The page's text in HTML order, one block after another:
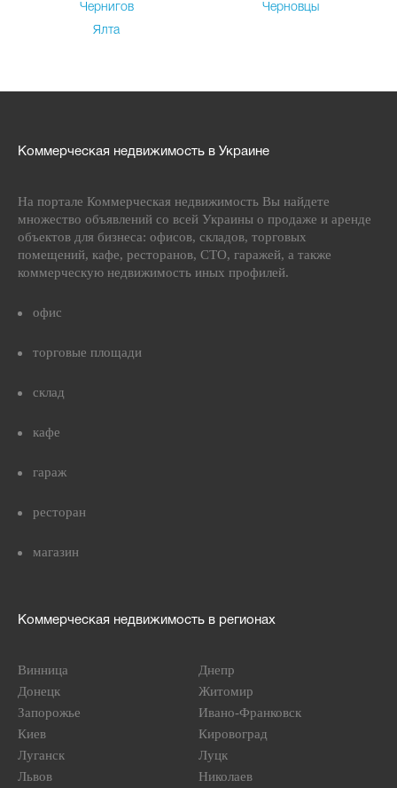
Чернигов
Черновцы
Ялта
Коммерческая недвижимость в Украине
На портале Коммерческая недвижимость Вы найдете
множество объявлений со всей Украины о продаже и аренде
объектов для бизнеса: офисов, складов, торговых
помещений, кафе, ресторанов, СТО, гаражей, а также
коммерческую недвижимость иных профилей.
офис
торговые площади
склад
кафе
гараж
ресторан
магазин
Коммерческая недвижимость в регионах
Винница
Днепр
Донецк
Житомир
Запорожье
Ивано-Франковск
Киев
Кировоград
Луганск
Луцк
Львов
Николаев